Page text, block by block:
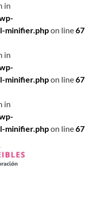
in
minifier.phpon line67
in
minifier.phpon line67
in
minifier.phpon line67